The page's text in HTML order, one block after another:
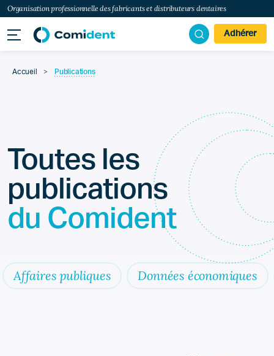
Organisation professionnelle des fabricants et distributeurs dentaires
Adhérer
Accueil > Publications
Toutes les
publications
du Comident
Affaires publiques Données économiques